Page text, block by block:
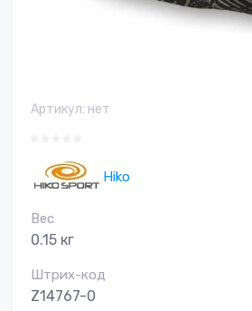
Артикул: нет
Hiko
Вес
0.15 кг
Штрих-код
Z14767-0